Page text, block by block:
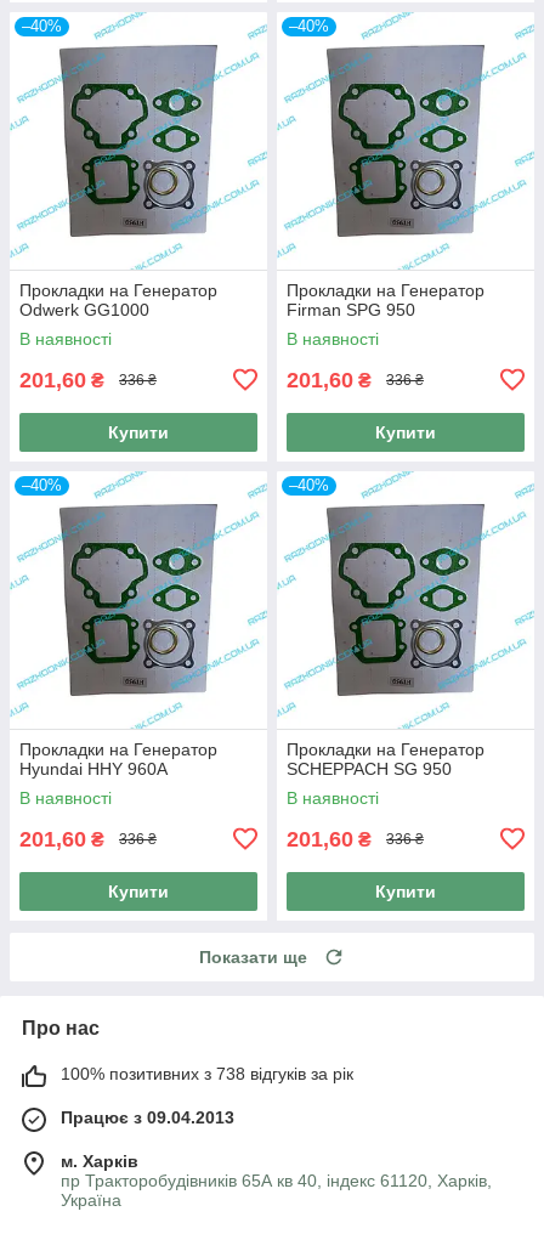
–40%
Прокладки на Генератор
Odwerk GG1000
В наявності
201,60 ₴ 336 ₴
Купити
–40%
Прокладки на Генератор
Firman SPG 950
В наявності
201,60 ₴ 336 ₴
Купити
–40%
Прокладки на Генератор
Hyundai HHY 960A
В наявності
201,60 ₴ 336 ₴
Купити
–40%
Прокладки на Генератор
SCHEPPACH SG 950
В наявності
201,60 ₴ 336 ₴
Купити
Показати ще
Про нас
100% позитивних з 738 відгуків за рік
Працює з 09.04.2013
м. Харків
пр Тракторобудівників 65А кв 40, індекс 61120, Харків,
Україна